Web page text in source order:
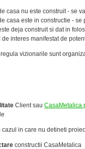
casa nu este construit - se
casa este in constructie -
deja construit si dat in
de interes manifestat de
regula vizionarile sunt
Client sau CasaMetalica
cazul in care nu detineti
constructii CasaMetalica